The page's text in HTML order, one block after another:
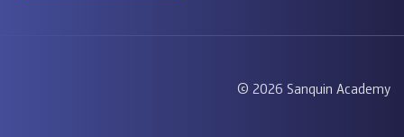
© 2026 Sanquin Academy